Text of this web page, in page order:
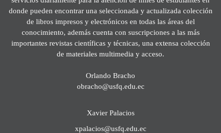
donde pueden encontrar una seleccionada y actualizada colección
de libros impresos y electrónicos en todas las áreas del
conocimiento, además cuenta con suscripciones a las más
importantes revistas científicas y técnicas, una extensa colección
de materiales multimedia y acceso.
Orlando Bracho
obracho@usfq.edu.ec
Xavier Palacios
xpalacios@usfq.edu.ec